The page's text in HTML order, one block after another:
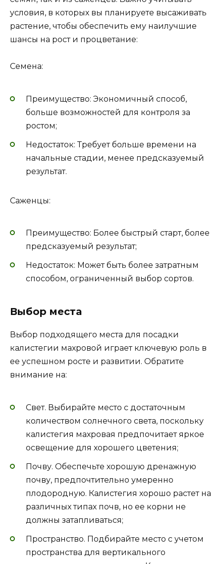
условия, в которых вы планируете высаживать
растение, чтобы обеспечить ему наилучшие
шансы на рост и процветание:
Семена:
Преимущество: Экономичный способ,
больше возможностей для контроля за
ростом;
Недостаток: Требует больше времени на
начальные стадии, менее предсказуемый
результат.
Саженцы:
Преимущество: Более быстрый старт, более
предсказуемый результат;
Недостаток: Может быть более затратным
способом, ограниченный выбор сортов.
Выбор места
Выбор подходящего места для посадки
калистегии махровой играет ключевую роль в
ее успешном росте и развитии. Обратите
внимание на:
Свет. Выбирайте место с достаточным
количеством солнечного света, поскольку
калистегия махровая предпочитает яркое
освещение для хорошего цветения;
Почву. Обеспечьте хорошую дренажную
почву, предпочтительно умеренно
плодородную. Калистегия хорошо растет на
различных типах почв, но ее корни не
должны затапливаться;
Пространство. Подбирайте место с учетом
пространства для вертикального